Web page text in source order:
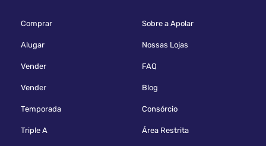
Comprar
Alugar
Vender
Vender
Temporada
Triple A
Sobre a Apolar
Nossas Lojas
FAQ
Blog
Consórcio
Área Restrita